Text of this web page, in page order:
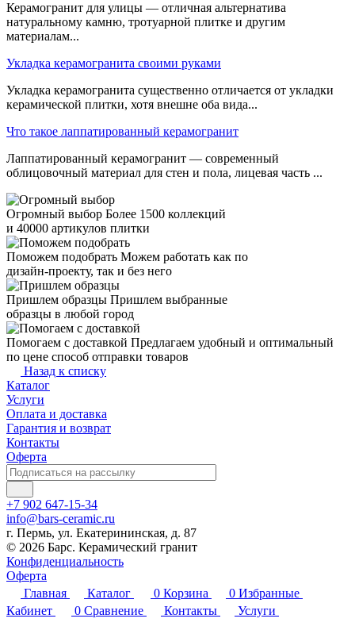
Керамогранит для улицы — отличная альтернатива
натуральному камню, тротуарной плитке и другим
материалам...
Укладка керамогранита своими руками
Укладка керамогранита существенно отличается от укладки
керамической плитки, хотя внешне оба вида...
Что такое лаппатированный керамогранит
Лаппатированный керамогранит — современный
облицовочный материал для стен и пола, лицевая часть ...
Огромный выбор Более 1500 коллекций
и 40000 артикулов плитки
Поможем подобрать Можем работать как по
дизайн-проекту, так и без него
Пришлем образцы Пришлем выбранные
образцы в любой город
Помогаем с доставкой Предлагаем удобный и оптимальный
по цене способ отправки товаров
Назад к списку
Каталог
Услуги
Оплата и доставка
Гарантия и возврат
Контакты
Оферта
+7 902 647-15-34
info@bars-ceramic.ru
г. Пермь, ул. Екатерининская, д. 87
© 2026 Барс. Керамический гранит
Конфиденциальность
Оферта
Главная
Каталог 0 Корзина 0 Избранные
Кабинет
0 Сравнение Контакты
Услуги